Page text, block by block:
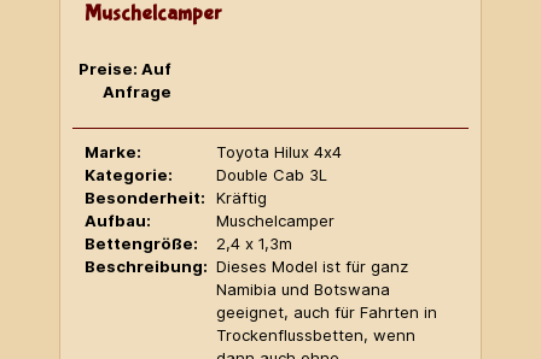
Muschelcamper
Preise: Auf
Anfrage
Marke:
Toyota Hilux 4x4
Kategorie:
Double Cab 3L
Besonderheit:
Kräftig
Aufbau:
Muschelcamper
Bettengröße:
2,4 x 1,3m
Beschreibung: Dieses Model ist für ganz
Namibia und Botswana
geeignet, auch für Fahrten in
Trockenflussbetten, wenn